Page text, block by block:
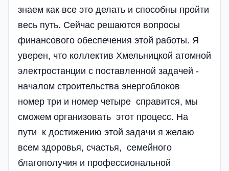
знаем как все это делать и способны пройти
весь путь. Сейчас решаются вопросы
финансового обеспечения этой работы. Я
уверен, что коллектив Хмельницкой атомной
электростанции с поставленной задачей -
началом строительства энергоблоков
номер­ три и номер четыре справится, мы
сможем организовать этот процесс. На
пути к достижению этой задачи я желаю
всем здоровья, счастья, семейного
благополучия и профессиональной